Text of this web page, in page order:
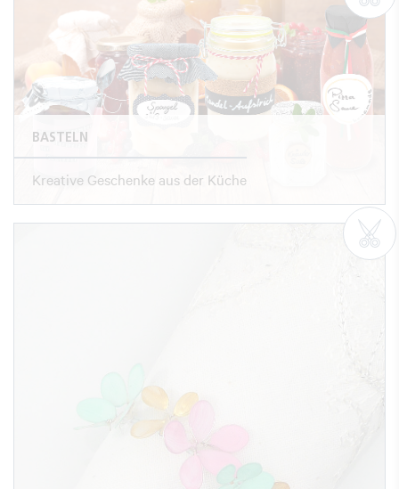
BASTELN
Kreative Geschenke aus der Küche